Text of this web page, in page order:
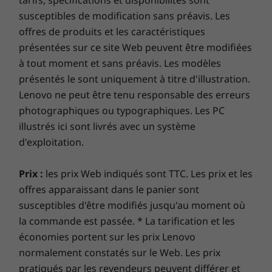
Slim 3i offre un son de haute qualité, digne de
son superbe design.
Tout ce dont vous avez besoin et plus
Jusqu’au Wi-Fi 6
Bluetooth® 5.1
CONCEPTION
Dimensions (H x L x P)
À partir de 1,79 cm x 35,92 m x 25,7 cm
Poids
Clavier
Pleine taille avec touche de raccourci dédiée aux
services pour PME
DÉVELOPPEMENT DURABLE
Profitez de performances et d'une
sécurité optimales pour votre PC
Préparez-vous à vous lancer dans un parcours
galvanisant avecLenovo Smart Lock, optimisé par
Absolute® . Vous gardez le contrôle, où que vous soyez
dans le monde. Localisez, verrouillez, sécurisez et
récupérez votre PC volé à votre demande. Associez
cette fonctionnalité àLenovo Smart Performance
préparez-vous à voir les performances quotidiennes de
votre PC grimper en flèche. Profitez d’une expérience
de l’excellence et de la sécurité du PC pour votre
nouveau périphérique Lenovo.
Étendez la garantie de votre ordinateur
portable
susceptibles de modification sans préavis. Les
offres de produits et les caractéristiques
présentées sur ce site Web peuvent être modifiées
à tout moment et sans préavis. Les modèles
présentés le sont uniquement à titre d'illustration.
Lenovo ne peut être tenu responsable des erreurs
photographiques ou typographiques. Les PC
illustrés ici sont livrés avec un système
d'exploitation.
Prix : les prix Web indiqués sont TTC. Les prix et les
offres apparaissant dans le panier sont
susceptibles d'être modifiés jusqu'au moment où
la commande est passée. * La tarification et les
économies portent sur les prix Lenovo
normalement constatés sur le Web. Les prix
pratiqués par les revendeurs peuvent différer et